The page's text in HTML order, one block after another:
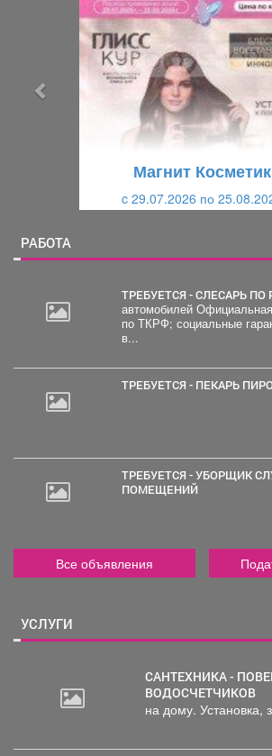
Магнит Косметик
c 29.07.2026 по
РАБОТА
ТРЕБУЕТСЯ - СЛЕСАРЬ
автомобилей
по ТКРФ; социальные
в...
ТРЕБУЕТСЯ - ПЕКАРЬ
ТРЕБУЕТСЯ - УБОРЩИК СЛУЖЕБНЫХ
ПОМЕЩЕНИЙ
Все объявления
УСЛУГИ
САНТЕХНИКА - ПОВЕРКА
ВОДОСЧЕТЧИКОВ
на дому. Установка,